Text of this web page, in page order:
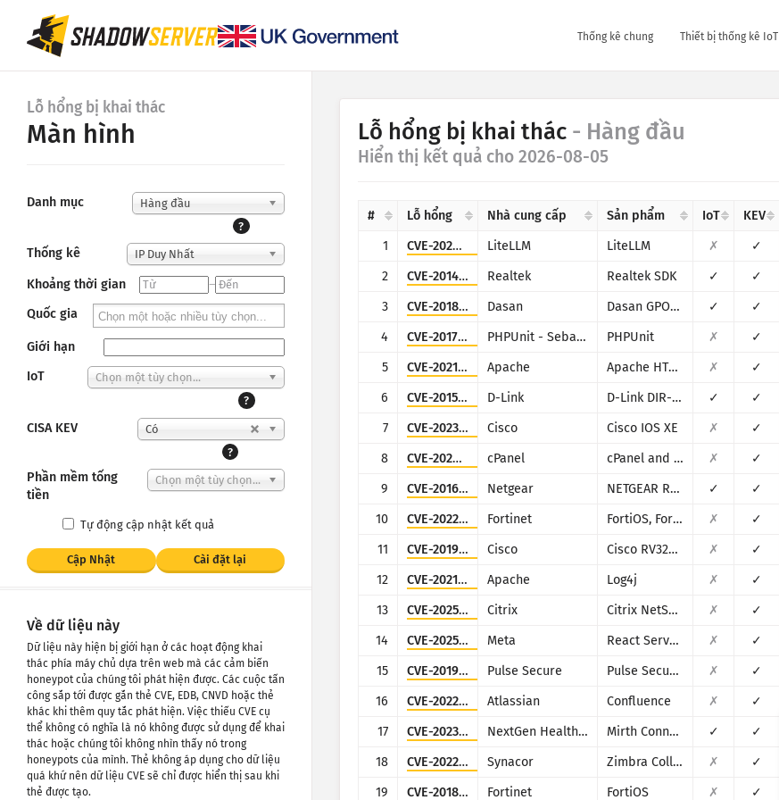
Thống kê chung Thiết bị thống kê IoT
Lỗ hổng bị khai thác
Màn hình
Danh mục
Hàng đầu
?
Thống kê IP Duy Nhất
Khoảng thời gian
–
Quốc gia
Giới hạn
IoT
Chọn một tùy chọn...
?
CISA KEV
Có
?
Phần mềm tống
tiền
Chọn một tùy chọn...
Tự động cập nhật kết quả
Cập Nhật Cài đặt lại
Về dữ liệu này
Dữ liệu này hiện bị giới hạn ở các hoạt động khai
thác phía máy chủ dựa trên web mà các cảm biến
honeypot của chúng tôi phát hiện được. Các cuộc tấn
công sắp tới được gắn thẻ CVE, EDB, CNVD hoặc thẻ
khác khi thêm quy tắc phát hiện. Việc thiếu CVE cụ
thể không có nghĩa là nó không được sử dụng để khai
thác hoặc chúng tôi không nhìn thấy nó trong
honeypots của mình. Thẻ không áp dụng cho dữ liệu
quá khứ nên dữ liệu CVE sẽ chỉ được hiển thị sau khi
thẻ được tạo.
Lỗ hổng bị khai thác - Hàng đầu
Hiển thị kết quả cho 2026-08-05
# Lỗ hổng Nhà cung cấp Sản phẩm IoT KEV
1
CVE-2026-42271 LiteLLM LiteLLM ✗ ✓
2
CVE-2014-8361 Realtek Realtek SDK ✓ ✓
3
CVE-2018-10562 Dasan Dasan GPON Home Router ✓ ✓
4
CVE-2017-9841 PHPUnit - Sebastian Bergmann PHPUnit ✗ ✓
5
CVE-2021-42013 Apache Apache HTTP Server ✗ ✓
6
CVE-2015-2051 D-Link D-Link DIR-645, DAP-1522 revB, DAP-1650 revB, DIR-880L, DIR-865L, DIR-860L revA, DIR-860L revB DIR-815 revB, DIR-300 revB, DIR-600 revB, DIR-645, TEW-751DR, TEW-733GR ✓ ✓
7
CVE-2023-20198 Cisco Cisco IOS XE ✗ ✓
8
CVE-2026-41940 cPanel cPanel and WHM ✗ ✓
9
CVE-2016-6277 Netgear NETGEAR R/D Series Routers ✓ ✓
10
CVE-2022-40684 Fortinet FortiOS, FortiProxy, and FortiSwitchManager ✗ ✓
11
CVE-2019-1653 Cisco Cisco RV320/RV325 ✗ ✓
12
CVE-2021-44228 Apache Log4j ✗ ✓
13
CVE-2025-5777 Citrix Citrix NetScaler ✗ ✓
14
CVE-2025-55182 Meta React Server Components ✗ ✓
15
CVE-2019-11510 Pulse Secure Pulse Secure VPN ✗ ✓
16
CVE-2022-26134 Atlassian Confluence ✗ ✓
17
CVE-2023-43208 NextGen Healthcare Mirth Connect ✓ ✓
18
CVE-2022-37042 Synacor Zimbra Collaboration Suite ✗ ✓
19
CVE-2018-13379 Fortinet FortiOS ✗ ✓